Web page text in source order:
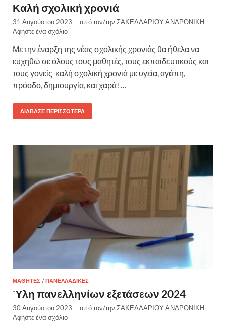
Καλή σχολική χρονιά
31 Αυγούστου 2023 - από τον/την ΣΑΚΕΛΛΑΡΙΟΥ ΑΝΔΡΟΝΙΚΗ -
Αφήστε ένα σχόλιο
Με την έναρξη της νέας σχολικής χρονιάς θα ήθελα να
ευχηθώ σε όλους τους μαθητές, τους εκπαιδευτικούς και
τους γονείς καλή σχολική χρονιά με υγεία, αγάπη,
πρόοδο, δημιουργία, και χαρά! …
ΔΙΆΒΑΣΕ ΠΕΡΙΣΣΌΤΕΡΑ
ΜΑΘΗΤΈΣ /ΠΑΝΕΛΛΑΔΙΚΈΣ
Ύλη πανελληνίων εξετάσεων 2024
30 Αυγούστου 2023 - από τον/την ΣΑΚΕΛΛΑΡΙΟΥ ΑΝΔΡΟΝΙΚΗ -
Αφήστε ένα σχόλιο